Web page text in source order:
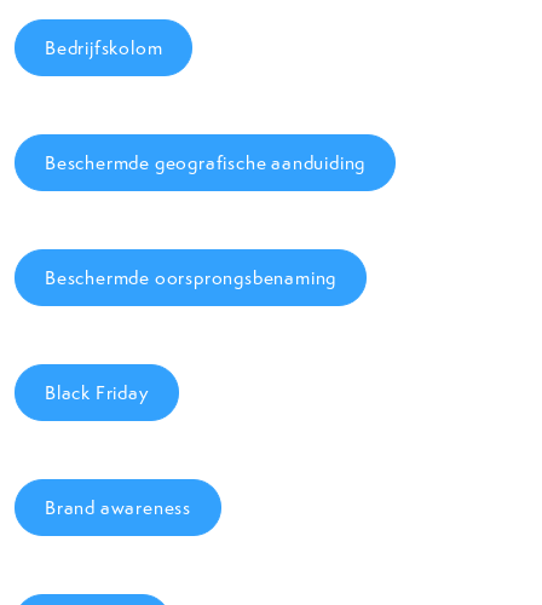
Bedrijfskolom
Beschermde geografische aanduiding
Beschermde oorsprongsbenaming
Black Friday
Brand awareness